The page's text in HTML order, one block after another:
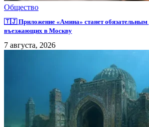
Общество
🇹🇯 Приложение «Амина» станет обязательным
въезжающих в Москву
7 августа, 2026